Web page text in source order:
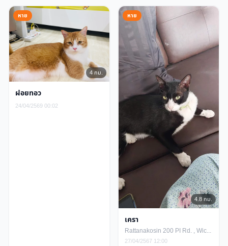
หาย
4 กม.
ฝอยทอว
24/04/2569 00:02
หาย
4.8 กม.
เครา
Rattanakosin 200 PI Rd. , Wichit , Mueang Phuket , Phuket, ตำบล วิชิต อำเภอเมืองภูเก็ต ภูเก็ต
27/04/2567 12:00